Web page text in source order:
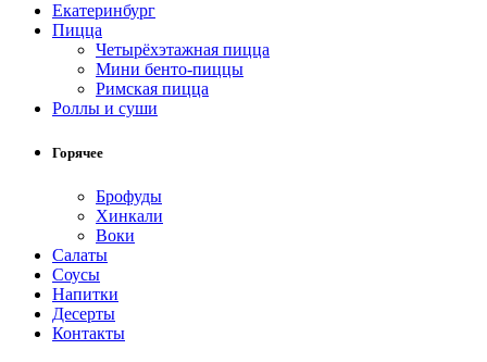
Екатеринбург
Пицца
Четырёхэтажная пицца
Мини бенто-пиццы
Римская пицца
Роллы и суши
Горячее
Брофуды
Хинкали
Воки
Салаты
Соусы
Напитки
Десерты
Контакты